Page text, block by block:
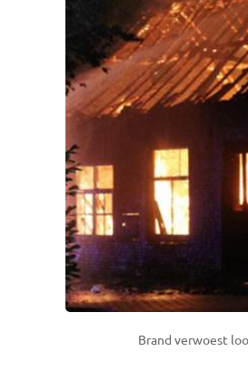
Brand verwoest